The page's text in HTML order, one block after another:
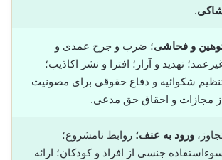
.
و فحاشی؛ ضرب و جرح عمدی و
تهدید و آزار؛ افترا و نشر اکاذیب؛
شکوائیه و دفاع حقوقی برای مصونیت
مجازات و احقاق حق مدعی.
ورود به عنف؛ روابط نامشروع؛
جنسی از افراد و کودکان؛ ارائه